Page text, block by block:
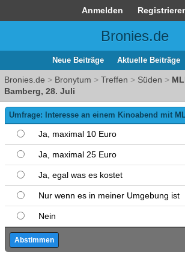
Anmelden
Bronies.de
Neue Beiträge Aktuelle Beiträge
Bronies.de > Bronytum > Treffen > Süden >
Bamberg, 28. Juli
Umfrage: Interesse an einem Kinoabend mit
Ja, maximal 10 Euro
Ja, maximal 25 Euro
Ja, egal was es kostet
Nur wenn es in meiner Umgebung ist
Nein